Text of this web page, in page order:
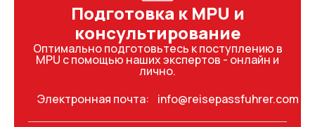
Подготовка к MPU и
консультирование
Оптимально подготовьтесь к поступлению в
MPU с помощью наших экспертов - онлайн и
лично.
Электронная почта:
info@reisepassfuhrer.com